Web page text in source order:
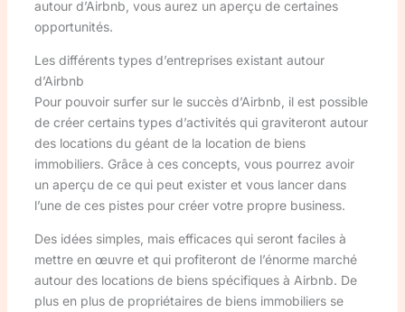
autour d’Airbnb, vous aurez un aperçu de certaines
opportunités.
Les différents types d’entreprises existant autour
d’Airbnb
Pour pouvoir surfer sur le succès d’Airbnb, il est possible
de créer certains types d’activités qui graviteront autour
des locations du géant de la location de biens
immobiliers. Grâce à ces concepts, vous pourrez avoir
un aperçu de ce qui peut exister et vous lancer dans
l’une de ces pistes pour créer votre propre business.
Des idées simples, mais efficaces qui seront faciles à
mettre en œuvre et qui profiteront de l’énorme marché
autour des locations de biens spécifiques à Airbnb. De
plus en plus de propriétaires de biens immobiliers se